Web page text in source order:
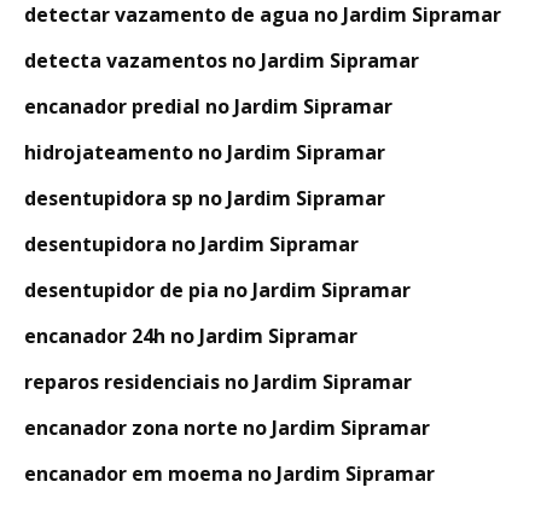
detectar vazamento de agua no Jardim Sipramar
detecta vazamentos no Jardim Sipramar
encanador predial no Jardim Sipramar
hidrojateamento no Jardim Sipramar
desentupidora sp no Jardim Sipramar
desentupidora no Jardim Sipramar
desentupidor de pia no Jardim Sipramar
encanador 24h no Jardim Sipramar
reparos residenciais no Jardim Sipramar
encanador zona norte no Jardim Sipramar
encanador em moema no Jardim Sipramar